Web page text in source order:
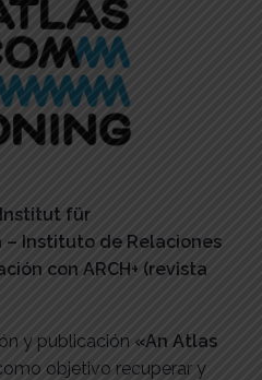
für
Instituto de Relaciones
con ARCH+ (revista
y publicación «An Atlas
objetivo recuperar y